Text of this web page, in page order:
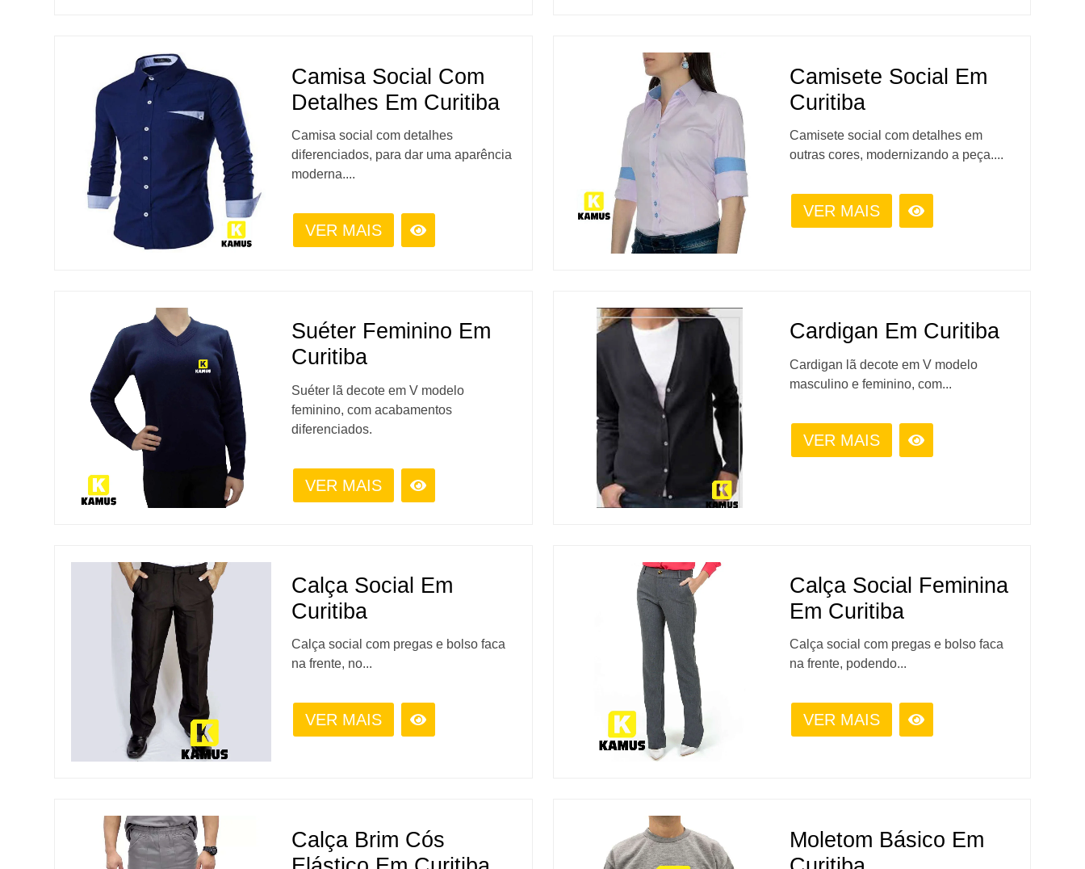
Camisa Social Com
Detalhes Em Curitiba
Camisa social com detalhes
diferenciados, para dar uma aparência
moderna....
VER MAIS
Camisete Social Em
Curitiba
Camisete social com detalhes em
outras cores, modernizando a peça....
VER MAIS
Suéter Feminino Em
Curitiba
Suéter lã decote em V modelo
feminino, com acabamentos
diferenciados.
VER MAIS
Cardigan Em Curitiba
Cardigan lã decote em V modelo
masculino e feminino, com...
VER MAIS
Calça Social Em
Curitiba
Calça social com pregas e bolso faca
na frente, no...
VER MAIS
Calça Social Feminina
Em Curitiba
Calça social com pregas e bolso faca
na frente, podendo...
VER MAIS
Calça Brim Cós
Moletom Básico Em